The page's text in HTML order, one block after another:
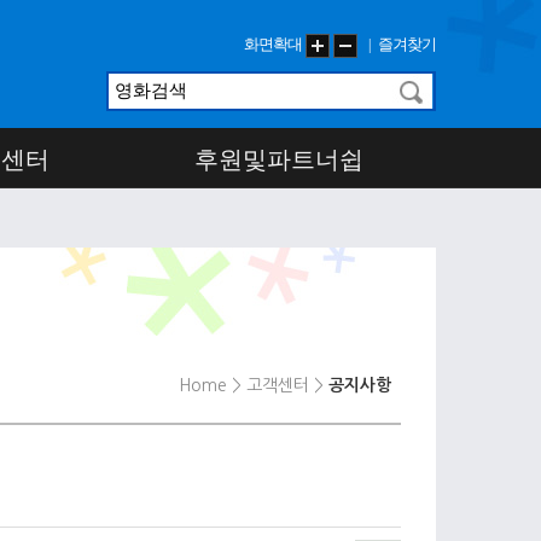
화면확대 즐겨찾기
터 후원및파트너쉽
Home > 고객센터 > 공지사항